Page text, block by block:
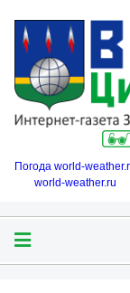
Погода world-
world-weather.ru